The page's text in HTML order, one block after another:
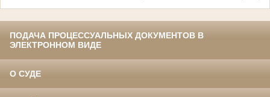
ПОДАЧА ПРОЦЕССУАЛЬНЫХ ДОКУМЕНТОВ В
ЭЛЕКТРОННОМ ВИДЕ
О СУДЕ